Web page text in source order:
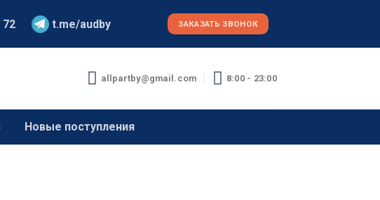
72 t.me/audby ЗАКАЗАТЬ ЗВОНОК
allpartby@gmail.com 8:00 - 23:00
Новые поступления